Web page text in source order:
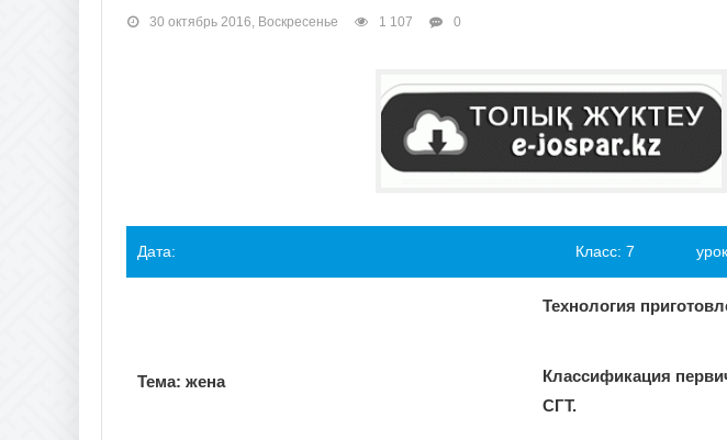
30 октябрь 2016, Воскресенье 1 107 0
Дата: Класс: 7 урок
Тема: жена
Технология
Классификация
СГТ.